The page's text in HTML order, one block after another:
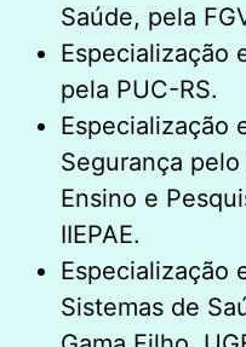
Saúde, pela
Especialização
pela PUC-RS.
Especialização
Segurança
Ensino e
IIEPAE.
Especialização
Sistemas de